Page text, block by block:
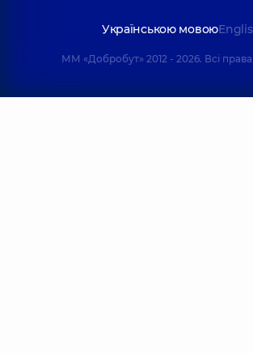
Українською мовою
ММ «Добробут» 2012 - 2026. Всі